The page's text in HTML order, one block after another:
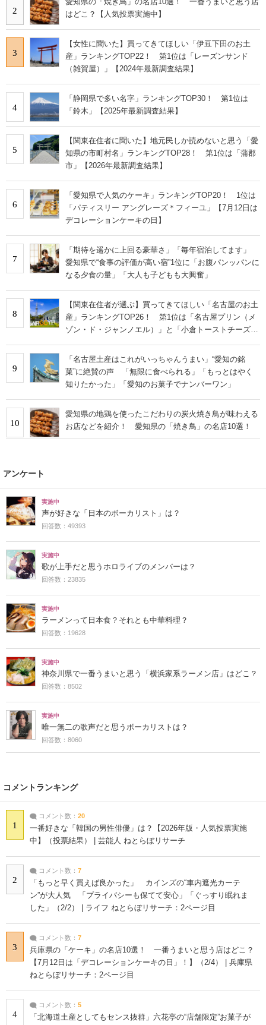
2
はどこ？【人気投票実施中】
3
【女性に聞いた】買ってきてほしい「伊豆下田のお土
産」ランキングTOP22！ 第1位は「レーズンサンド
（雑賀屋）」【2024年最新調査結果】
4
「静岡県で多い名字」ランキングTOP30！ 第1位は
「鈴木」【2025年最新調査結果】
5
【関東在住者に聞いた】地元民しか読めないと思う「愛
知県の市町村名」ランキングTOP28！ 第1位は「蒲郡
市」【2026年最新調査結果】
6
「愛知県で人気のケーキ」ランキングTOP20！ 1位は
「パティスリー アングレーズ＊フィーユ」【7月12日は
デコレーションケーキの日】
7
「期待を遥かに上回る豪華さ」「毎年宿泊してます」
愛知県で“食事の評価が高い宿”1位に「お腹パンッパンに
なる夕食の量」「大人も子どもも大興奮」
8
【関東在住者が選ぶ】買ってきてほしい「名古屋のお土
産」ランキングTOP26！ 第1位は「名古屋プリン（メ
ゾン・ド・ジャンノエル）」と「小倉トーストチーズケ
9
「名古屋土産はこれがいっちゃんうまい」“愛知の銘
菓”に絶賛の声 「無限に食べられる」「もっとはやく
知りたかった」「愛知のお菓子でナンバーワン」
10
愛知県の地鶏を使ったこだわりの炭火焼き鳥が味わえる
お店などを紹介！ 愛知県の「焼き鳥」の名店10選！
アンケート
実施中
声が好きな「日本のボーカリスト」は？
回答数：49393
実施中
歌が上手だと思うホロライブのメンバーは？
回答数：23835
実施中
ラーメンって日本食？それとも中華料理？
回答数：19628
実施中
神奈川県で一番うまいと思う「横浜家系ラーメン店」はどこ？
回答数：8502
実施中
唯一無二の歌声だと思うボーカリストは？
回答数：8060
コメントランキング
1
コメント数： 20
一番好きな「韓国の男性俳優」は？【2026年版・人気投票実施
中】（投票結果） | 芸能人 ねとらぼリサーチ
2
コメント数： 7
「もっと早く買えば良かった」 カインズの“車内遮光カーテ
ン”が大人気 「プライバシーも保てて安心」「ぐっすり眠れま
した」（2/2） | ライフ ねとらぼリサーチ：2ページ目
3
コメント数： 7
兵庫県の「ケーキ」の名店10選！ 一番うまいと思う店はどこ？
【7月12日は「デコレーションケーキの日」！】（2/4） | 兵庫県
ねとらぼリサーチ：2ページ目
4
コメント数： 5
「北海道土産としてもセンス抜群」六花亭の“店舗限定”お菓子が